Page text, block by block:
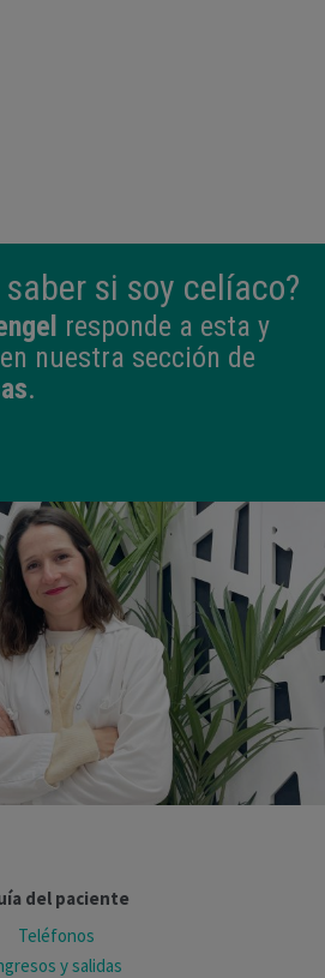
si soy celíaco?
responde a esta y
nuestra sección de
.
del paciente
Teléfonos
y salidas